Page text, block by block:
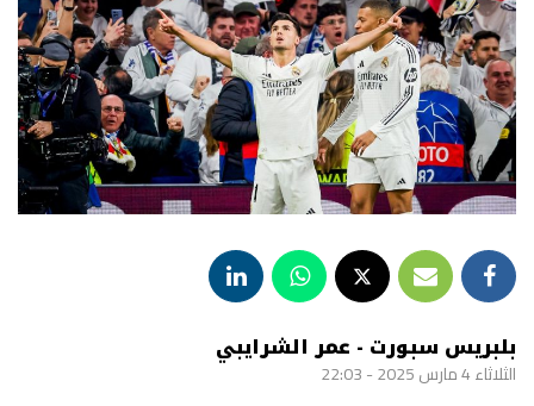
بلبريس سبورت - عمر الشرايبي
الثلاثاء 4 مارس 2025 - 22:03